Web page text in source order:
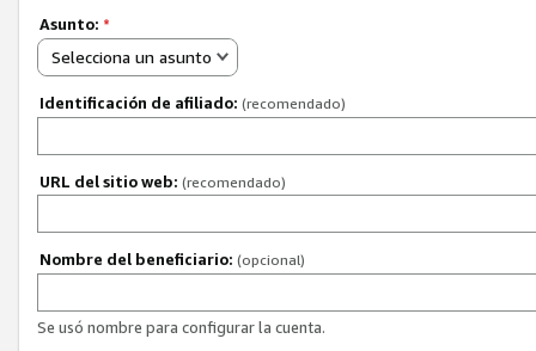
Asunto: *
Selecciona un asunto
Identificación de afiliado: (recomendado)
URL del sitio web: (recomendado)
Nombre del beneficiario: (opcional)
Se usó nombre para configurar la cuenta.